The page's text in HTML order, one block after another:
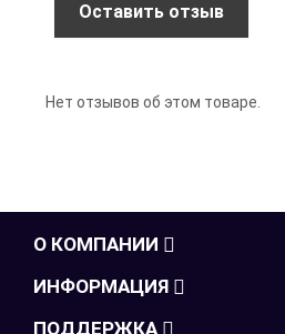
Оставить отзыв
Нет отзывов об этом товаре.
О КОМПАНИИ
ИНФОРМАЦИЯ
ПОДДЕРЖКА